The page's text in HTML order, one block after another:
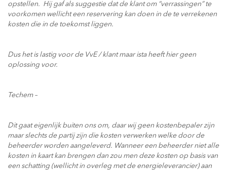
opstellen. Hij gaf als suggestie dat de klant om “verrassingen” te
voorkomen wellicht een reservering kan doen in de te verrekenen
kosten die in de toekomst liggen.
Dus het is lastig voor de VvE / klant maar ista heeft hier geen
oplossing voor.
Techem –
Dit gaat eigenlijk buiten ons om, daar wij geen kostenbepaler zijn
maar slechts de partij zijn die kosten verwerken welke door de
beheerder worden aangeleverd. Wanneer een beheerder niet alle
kosten in kaart kan brengen dan zou men deze kosten op basis van
een schatting (wellicht in overleg met de energieleverancier) aan